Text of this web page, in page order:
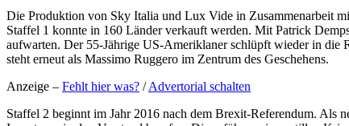
Die Produktion von Sky Italia und Lux Vide in Zusammenarbeit
Staffel 1 konnte in 160 Länder verkauft werden. Mit Patrick
aufwarten. Der 55-Jährige US-Ameriklaner schlüpft wieder in
steht erneut als Massimo Ruggero im Zentrum des Geschehens.
Anzeige – Fehlt hier was? /Advertorial schalten
Staffel 2 beginnt im Jahr 2016 nach dem Brexit-Referendum. Als